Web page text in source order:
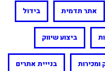
אתר תדמית בידול
ביצוע שיווק
ומכירות בנייית אתרים